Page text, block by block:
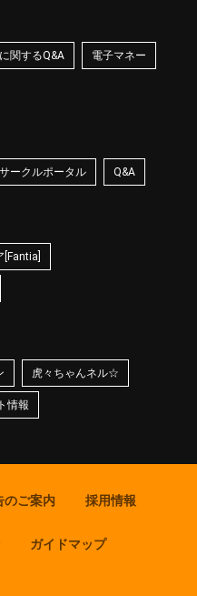
関するQ&A 電子マネー
サークルポータル Q&A
[Fantia]
虎々ちゃんネル☆
情報
のご案内 採用情報
ガイドマップ